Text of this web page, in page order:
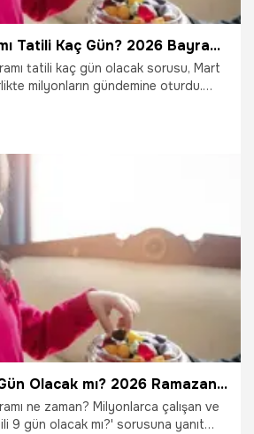
Ramazan Bayramı Tatili Kaç Gün? 2026 Bayram Tatili Ne Zaman Başlıyor, Kaç Gün Sürecek?
tatili kaç gün olacak sorusu, Mart
milyonların gündemine oturdu.
Bayram Tatili 9 Gün Olacak mı? 2026 Ramazan Bayramı Tatil Takvimi ve Okul Ara Tatili Detayları
ne zaman? Milyonlarca çalışan ve
9 gün olacak mı?' sorusuna yanıt